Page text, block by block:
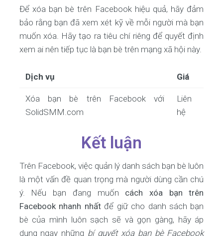
Để xóa bạn bè trên Facebook hiệu quả, hãy đảm
bảo rằng bạn đã xem xét kỹ về mỗi người mà bạn
muốn xóa. Hãy tạo ra tiêu chí riêng để quyết định
xem ai nên tiếp tục là bạn bè trên mạng xã hội này.
Dịch vụ Giá
Xóa bạn bè trên Facebook với
SolidSMM.com
Liên
hệ
Kết luận
Trên Facebook, việc quản lý danh sách bạn bè luôn
là một vấn đề quan trọng mà người dùng cần chú
ý. Nếu bạn đang muốn cách xóa bạn trên
Facebook nhanh nhấtđể giữ cho danh sách bạn
bè của mình luôn sạch sẽ và gọn gàng, hãy áp
dụng ngay những bí quyết xóa bạn bè Facebook